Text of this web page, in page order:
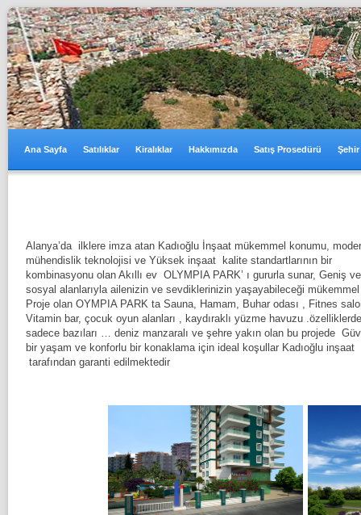
Ana Sayfa Satılıklar Kiralıklar Hakkımızda Satış Prosedürü Şehir
Alanya’da ilklere imza atan Kadıoğlu İnşaat mükemmel konumu,
mühendislik teknolojisi ve Yüksek inşaat kalite standartlarının bir
kombinasyonu olan Akıllı ev OLYMPIA PARK’ ı gururla sunar, Geniş
sosyal alanlarıyla ailenizin ve sevdiklerinizin yaşayabileceği
Proje olan OYMPIA PARK ta Sauna, Hamam, Buhar odası , Fitnes
Vitamin bar, çocuk oyun alanları , kaydıraklı yüzme havuzu
sadece bazıları … deniz manzaralı ve şehre yakın olan bu projede
bir yaşam ve konforlu bir konaklama için ideal koşullar Kadıoğlu inşaat
tarafından garanti edilmektedir